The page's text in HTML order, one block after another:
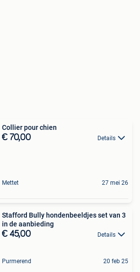
Collier pour chien
€ 70,00 Details
Mettet 27 mei 26
Stafford Bully hondenbeeldjes set van 3
in de aanbieding
€ 45,00 Details
Purmerend 20 feb 25